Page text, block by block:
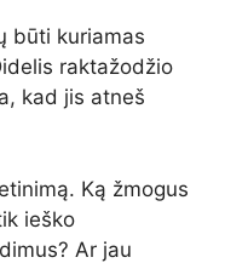
būti kuriamas
raktažodžio
kad jis atneš
Ką žmogus
ieško
Ar jau